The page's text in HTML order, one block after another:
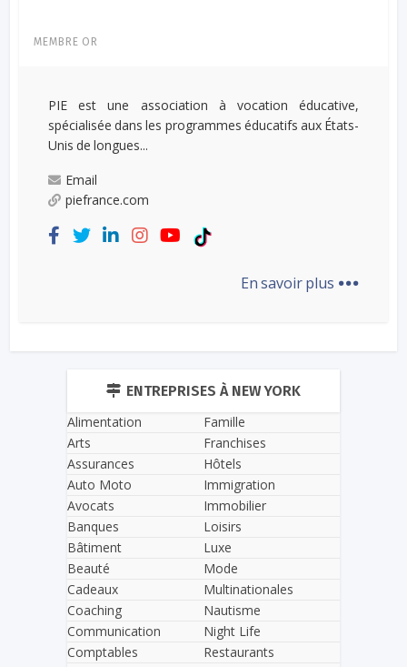
MEMBRE OR
PIE est une association à vocation éducative,
spécialisée dans les programmes éducatifs aux États-
Unis de longues...
Email
piefrance.com
En savoir plus ...
ENTREPRISES À NEW YORK
Alimentation
Arts
Assurances
Auto Moto
Avocats
Banques
Bâtiment
Beauté
Cadeaux
Coaching
Communication
Comptables
Famille
Franchises
Hôtels
Immigration
Immobilier
Loisirs
Luxe
Mode
Multinationales
Nautisme
Night Life
Restaurants